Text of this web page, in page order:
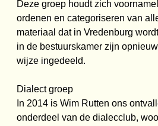
Deze groep houdt zich
ordenen en categoriseren van
materiaal dat in Vredenburg
in de bestuurskamer zijn
wijze ingedeeld.
Dialect groep
In 2014 is Wim Rutten ons
onderdeel van de dialecclub,